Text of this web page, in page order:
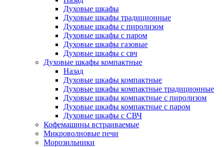
Духовые шкафы
Духовые шкафы традиционные
Духовые шкафы с пиролизом
Духовые шкафы с паром
Духовые шкафы газовые
Духовые шкафы с свч
Духовые шкафы компактные
Назад
Духовые шкафы компактные
Духовые шкафы компактные традиционные
Духовые шкафы компактные с пиролизом
Духовые шкафы компактные с паром
Духовые шкафы с СВЧ
Кофемашины встраиваемые
Микроволновые печи
Морозильники